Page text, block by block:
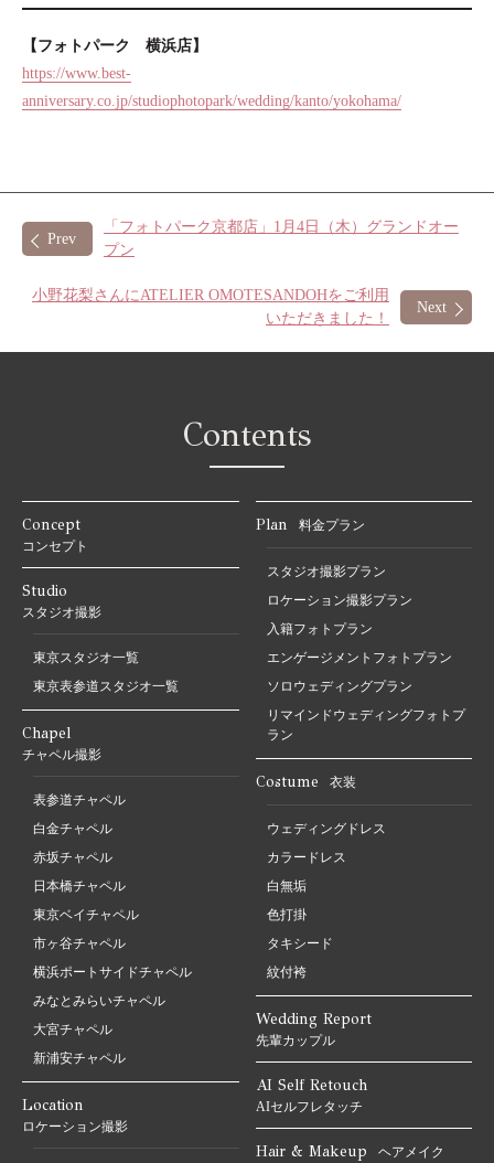
【フォトパーク 横浜店】
https://www.best-
anniversary.co.jp/studiophotopark/wedding/kanto/yokohama/
Prev
「フォトパーク京都店」1月4日（木）グランドオー
プン
小野花梨さんにATELIER OMOTESANDOHをご利用
いただきました！
Next
Contents
Concept
コンセプト
Studio
スタジオ撮影
東京スタジオ一覧
東京表参道スタジオ一覧
Chapel
チャペル撮影
表参道チャペル
白金チャペル
赤坂チャペル
日本橋チャペル
東京ベイチャペル
市ヶ谷チャペル
横浜ポートサイドチャペル
みなとみらいチャペル
大宮チャペル
新浦安チャペル
Location
ロケーション撮影
Plan 料金プラン
スタジオ撮影プラン
ロケーション撮影プラン
入籍フォトプラン
エンゲージメントフォトプラン
ソロウェディングプラン
リマインドウェディングフォトプ
ラン
Costume 衣装
ウェディングドレス
カラードレス
白無垢
色打掛
タキシード
紋付袴
Wedding Report
先輩カップル
AI Self Retouch
AIセルフレタッチ
Hair & Makeup ヘアメイク